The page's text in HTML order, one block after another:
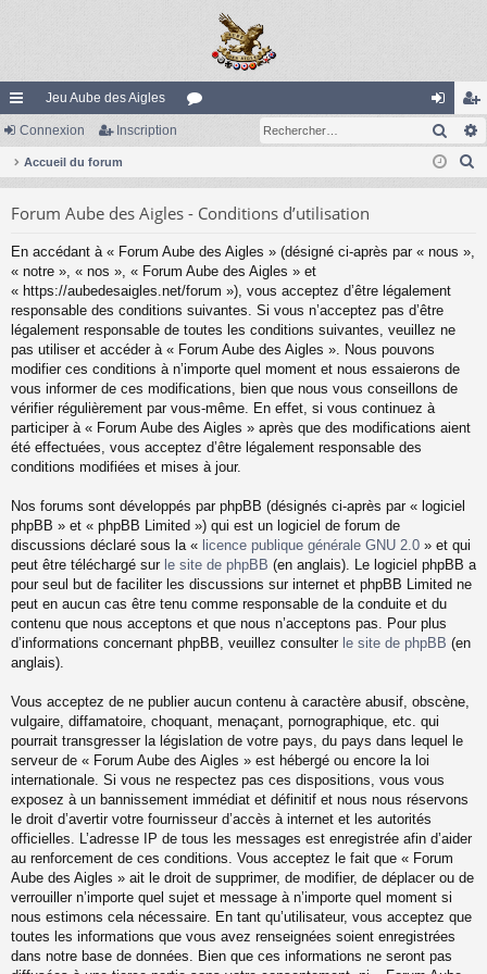
ac
co
s
Jeu Aube des Aigles
on
ne
ns
cri
Connexion Inscription
Accueil du forum
Forum Aube des Aigles - Conditions d’utilisation
En accédant à « Forum Aube des Aigles » (désigné ci-après par « nous »,
« notre », « nos », « Forum Aube des Aigles » et
« https://aubedesaigles.net/forum »), vous acceptez d’être légalement
responsable des conditions suivantes. Si vous n’acceptez pas d’être
légalement responsable de toutes les conditions suivantes, veuillez ne
pas utiliser et accéder à « Forum Aube des Aigles ». Nous pouvons
modifier ces conditions à n’importe quel moment et nous essaierons de
vous informer de ces modifications, bien que nous vous conseillons de
vérifier régulièrement par vous-même. En effet, si vous continuez à
participer à « Forum Aube des Aigles » après que des modifications aient
été effectuées, vous acceptez d’être légalement responsable des
conditions modifiées et mises à jour.
Nos forums sont développés par phpBB (désignés ci-après par « logiciel
phpBB » et « phpBB Limited ») qui est un logiciel de forum de
discussions déclaré sous la « licence publique générale GNU 2.0 » et qui
peut être téléchargé sur le site de phpBB (en anglais). Le logiciel phpBB a
pour seul but de faciliter les discussions sur internet et phpBB Limited ne
peut en aucun cas être tenu comme responsable de la conduite et du
contenu que nous acceptons et que nous n’acceptons pas. Pour plus
d’informations concernant phpBB, veuillez consulter le site de phpBB (en
anglais).
Vous acceptez de ne publier aucun contenu à caractère abusif, obscène,
vulgaire, diffamatoire, choquant, menaçant, pornographique, etc. qui
pourrait transgresser la législation de votre pays, du pays dans lequel le
serveur de « Forum Aube des Aigles » est hébergé ou encore la loi
internationale. Si vous ne respectez pas ces dispositions, vous vous
exposez à un bannissement immédiat et définitif et nous nous réservons
le droit d’avertir votre fournisseur d’accès à internet et les autorités
officielles. L’adresse IP de tous les messages est enregistrée afin d’aider
au renforcement de ces conditions. Vous acceptez le fait que « Forum
Aube des Aigles » ait le droit de supprimer, de modifier, de déplacer ou de
verrouiller n’importe quel sujet et message à n’importe quel moment si
nous estimons cela nécessaire. En tant qu’utilisateur, vous acceptez que
toutes les informations que vous avez renseignées soient enregistrées
dans notre base de données. Bien que ces informations ne seront pas